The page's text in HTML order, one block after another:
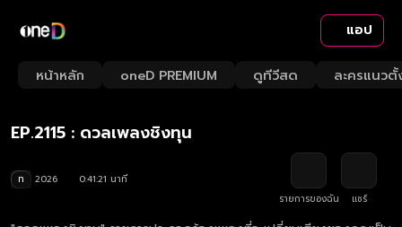
แอป
หน้าหลัก oneD PREMIUM ดูทีวีสด ละครแนวตั้
Loaded:
2.40%
Rate
EP.2115 : ดวลเพลงชิงทุน
ท 2026
0:41:21 นาที
รายการของฉัน
แชร์